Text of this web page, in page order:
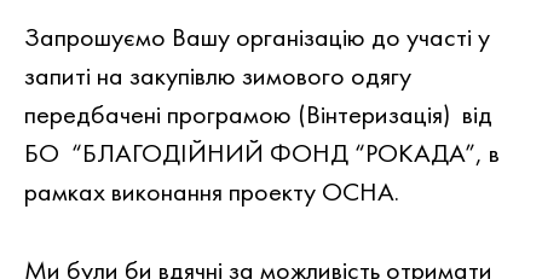
Запрошуємо Вашу органiзацiю до участi у
запитi на закупівлю зимового одягу
передбачені програмою (Вінтеризація) вiд
БО “БЛАГОДIЙНИЙ ФОНД “РОКАДА”, в
рамках виконання проекту ОСНА.
Ми були би вдячнi за можливiсть отримати